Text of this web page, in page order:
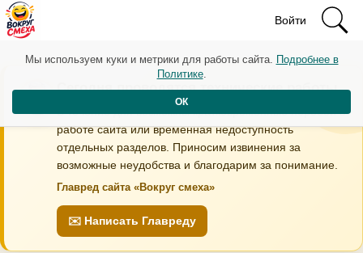
Войти
Сегодня проводятся технические работы
В течение дня возможны кратковременные перебои в
работе сайта или временная недоступность
отдельных разделов. Приносим извинения за
возможные неудобства и благодарим за понимание.
Главред сайта «Вокруг смеха»
✉️ Написать Главреду
Мы используем куки и метрики для работы сайта. Подробнее в
Политике.
ОК